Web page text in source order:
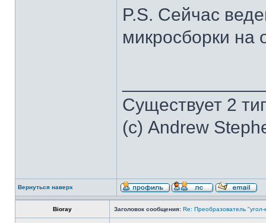
P.S. Сейчас
микросборки на
Существует 2
(с) Andrew
Вернуться наверх
Bioray Заголовок сообщения: Re: Преобразователь